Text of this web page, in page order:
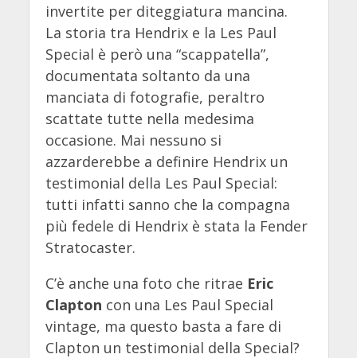
invertite per diteggiatura mancina.
La storia tra Hendrix e la Les Paul
Special è però una “scappatella”,
documentata soltanto da una
manciata di fotografie, peraltro
scattate tutte nella medesima
occasione. Mai nessuno si
azzarderebbe a definire Hendrix un
testimonial della Les Paul Special:
tutti infatti sanno che la compagna
più fedele di Hendrix è stata la Fender
Stratocaster.
C’è anche una foto che ritrae Eric
Clapton con una Les Paul Special
vintage, ma questo basta a fare di
Clapton un testimonial della Special?